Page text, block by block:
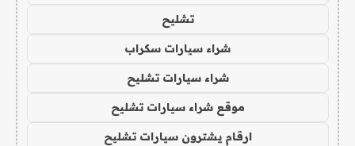
تشليح
شراء سيارات سكراب
شراء سيارات تشليح
موقع شراء سيارات تشليح
ارقام يشترون سيارات تشليح